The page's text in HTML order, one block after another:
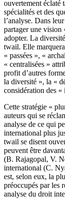
ouvertement éclaté
spécialités et des
l’analyse. Dans
partager une vision
adopter. La
twail. Elle
« passées », «
« centralisées »
profit d’autres
la diversité », la «
considération des
Cette stratégie «
auteurs qui se
analyse de ce qui
international plus
twail se disent
peuvent être
(B. Rajagopal, V.
international (C.
est, selon eux, la
préoccupés par les
analyse du droit